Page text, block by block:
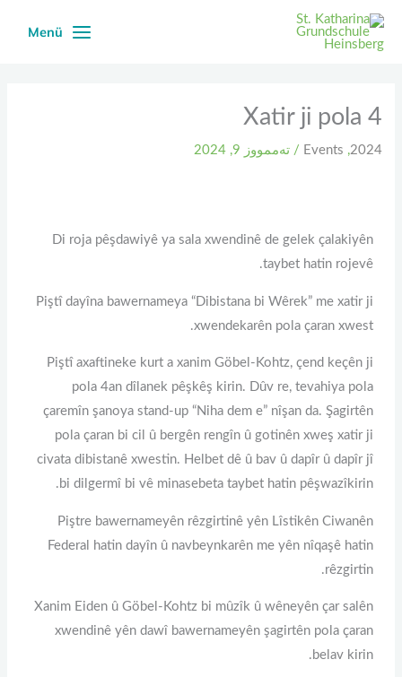
Skip
Menü
Xatir ji pola 4
2024
,
Events
/تەممووز 9, 2024
Di roja pêşdawiyê ya sala xwendinê de gelek çalakiyên
taybet hatin rojevê.
Piştî dayîna bawernameya “Dibistana bi Wêrek” me xatir ji
xwendekarên pola çaran xwest.
Piştî axaftineke kurt a xanim Göbel-Kohtz, çend keçên ji
pola 4an dîlanek pêşkêş kirin. Dûv re, tevahiya pola
çaremîn şanoya stand-up “Niha dem e” nîşan da. Şagirtên
pola çaran bi cil û bergên rengîn û gotinên xweş xatir ji
civata dibistanê xwestin. Helbet dê û bav û dapîr û dapîr jî
bi dilgermî bi vê minasebeta taybet hatin pêşwazîkirin.
Piştre bawernameyên rêzgirtinê yên Lîstikên Ciwanên
Federal hatin dayîn û navbeynkarên me yên nîqaşê hatin
rêzgirtin.
Xanim Eiden û Göbel-Kohtz bi mûzîk û wêneyên çar salên
xwendinê yên dawî bawernameyên şagirtên pola çaran
belav kirin.